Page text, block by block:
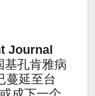
Journal
基孔肯雅病
蔓延至台